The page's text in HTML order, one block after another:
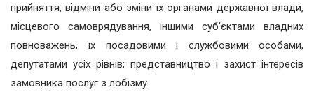
прийняття, відміни або зміни їх органами державної влади,
місцевого самоврядування, іншими суб'єктами владних
повноважень, їх посадовими і службовими особами,
депутатами усіх рівнів; представництво і захист інтересів
замовника послуг з лобізму.